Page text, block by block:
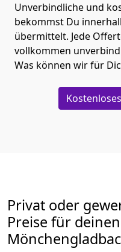
Unverbindliche und
bekommst Du
übermittelt. Jede
vollkommen
Was können wir für
Privat oder
Preise für